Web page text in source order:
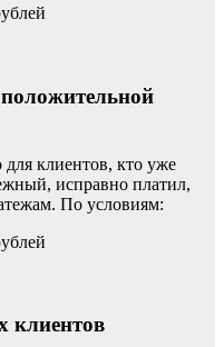
для клиентов, кто уже
исправно платил,
По условиям:
клиентов